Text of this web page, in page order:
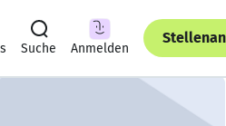
Suche Anmelden